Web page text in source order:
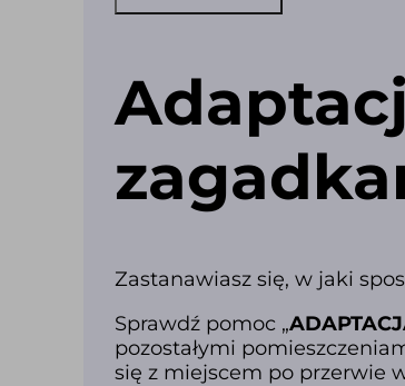
Zastanawiasz się, w jaki
Sprawdź pomoc „
pozostałymi
się z miejscem po przerwie